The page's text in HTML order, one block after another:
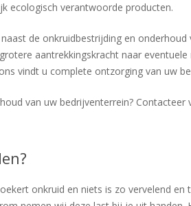
ecologisch verantwoorde producten.
de onkruidbestrijding en
aantrekkingskracht naar
vindt u complete ontzorging van uw
van uw bedrijventerrein? Contacteer
onkruid en niets is zo vervelend